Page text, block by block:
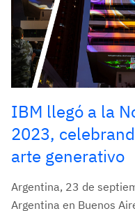
IBM llegó a la
2023,
arte generativo
Argentina, 23 de
Argentina en Buenos